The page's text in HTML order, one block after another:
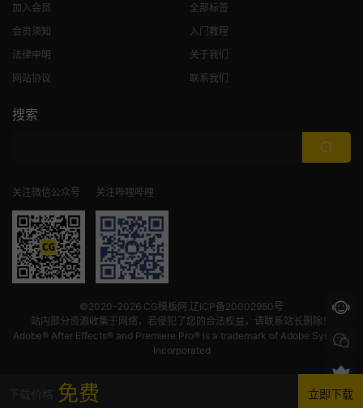
免费 立即下载
加入会员
会员须知
法律申明
网站协议
全部标签
入门教程
关于我们
联系我们
搜索
关注微信公众号 关注哔哩哔哩
©2020-2026 CG模板网 辽ICP备20002950号
站内部分资源收集于网络，若侵犯了您的合法权益，请联系站长删除！
Adobe® After Effects® and Premiere Pro® is a trademark of Adobe Systems
Incorporated
我的